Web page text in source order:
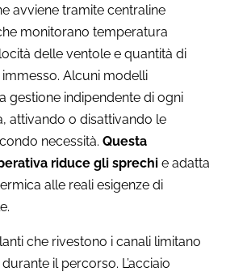
avviene tramite centraline
monitorano temperatura
delle ventole e quantità di
Alcuni modelli
gestione indipendente di ogni
attivando o disattivando le
necessità. Questa
riduce gli sprechie adatta
alle reali esigenze di
che rivestono i canali limitano
il percorso. L’acciaio